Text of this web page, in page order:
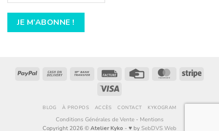
PayPal
Cash
Bank
Facture
Credit
MasterCardStripe
BLOG À PROPOS ACCÈS CONTACT KYKOGRAM
Conditions Générales de Vente- Mentions
Copyright 2026 ©Atelier Kyko - ♥︎ by SebDVS Web